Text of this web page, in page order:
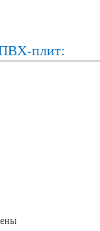
ПВХ-плит: